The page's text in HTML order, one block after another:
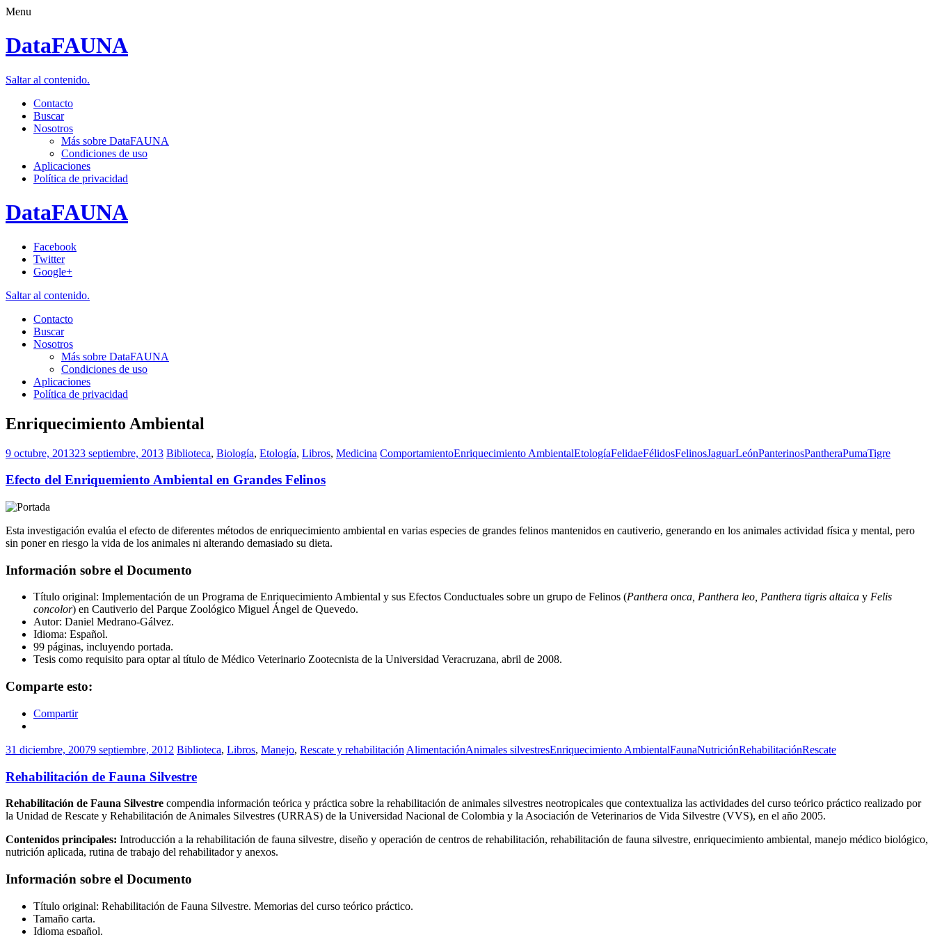
Menu
DataFAUNA
Saltar al contenido.
Contacto
Buscar
Nosotros
Más sobre DataFAUNA
Condiciones de uso
Aplicaciones
Política de privacidad
DataFAUNA
Facebook
Twitter
Google+
Saltar al contenido.
Contacto
Buscar
Nosotros
Más sobre DataFAUNA
Condiciones de uso
Aplicaciones
Política de privacidad
Enriquecimiento Ambiental
9 octubre, 201323 septiembre, 2013 Biblioteca, Biología, Etología, Libros, Medicina ComportamientoEnriquecimiento AmbientalEtologíaFelidaeFélidosFelinosJaguarLeónPanterinosPantheraPumaTigre
Efecto del Enriquemiento Ambiental en Grandes Felinos
Esta investigación evalúa el efecto de diferentes métodos de enriquecimiento ambiental en varias especies de grandes felinos mantenidos en cautiverio, generando en los animales actividad física y mental, pero
sin poner en riesgo la vida de los animales ni alterando demasiado su dieta.
Información sobre el Documento
Título original: Implementación de un Programa de Enriquecimiento Ambiental y sus Efectos Conductuales sobre un grupo de Felinos (Panthera onca, Panthera leo, Panthera tigris altaica y Felis
concolor) en Cautiverio del Parque Zoológico Miguel Ángel de Quevedo.
Autor: Daniel Medrano-Gálvez.
Idioma: Español.
99 páginas, incluyendo portada.
Tesis como requisito para optar al título de Médico Veterinario Zootecnista de la Universidad Veracruzana, abril de 2008.
Comparte esto:
Compartir
31 diciembre, 20079 septiembre, 2012 Biblioteca, Libros, Manejo, Rescate y rehabilitación AlimentaciónAnimales silvestresEnriquecimiento AmbientalFaunaNutriciónRehabilitaciónRescate
Rehabilitación de Fauna Silvestre
Rehabilitación de Fauna Silvestre compendia información teórica y práctica sobre la rehabilitación de animales silvestres neotropicales que contextualiza las actividades del curso teórico práctico realizado por
la Unidad de Rescate y Rehabilitación de Animales Silvestres (URRAS) de la Universidad Nacional de Colombia y la Asociación de Veterinarios de Vida Silvestre (VVS), en el año 2005.
Contenidos principales: Introducción a la rehabilitación de fauna silvestre, diseño y operación de centros de rehabilitación, rehabilitación de fauna silvestre, enriquecimiento ambiental, manejo médico biológico,
nutrición aplicada, rutina de trabajo del rehabilitador y anexos.
Información sobre el Documento
Título original: Rehabilitación de Fauna Silvestre. Memorias del curso teórico práctico.
Tamaño carta.
Idioma español.